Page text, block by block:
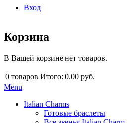
Вход
Корзина
В Вашей корзине нет товаров.
0 товаров Итого: 0.00 руб.
Menu
Italian Charms
Готовые браслеты